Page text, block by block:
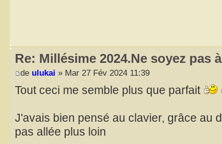
Re: Millésime 2024.Ne soyez pas
de ulukai » Mar 27 Fév 2024 11:39
Tout ceci me semble plus que parfait
J'avais bien pensé au clavier, grâce au
pas allée plus loin